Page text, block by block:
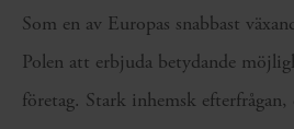
Som en av Europas snabbast
Polen att erbjuda betydande
företag. Stark inhemsk